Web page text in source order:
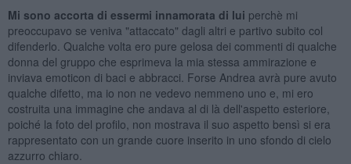
Mi sono accorta di essermi innamorata di lui perchè mi
preoccupavo se veniva "attaccato" dagli altri e partivo subito col
difenderlo. Qualche volta ero pure gelosa dei commenti di qualche
donna del gruppo che esprimeva la mia stessa ammirazione e
inviava emoticon di baci e abbracci. Forse Andrea avrà pure avuto
qualche difetto, ma io non ne vedevo nemmeno uno e, mi ero
costruita una immagine che andava al di là dell'aspetto esteriore,
poiché la foto del profilo, non mostrava il suo aspetto bensì si era
rappresentato con un grande cuore inserito in uno sfondo di cielo
azzurro chiaro.